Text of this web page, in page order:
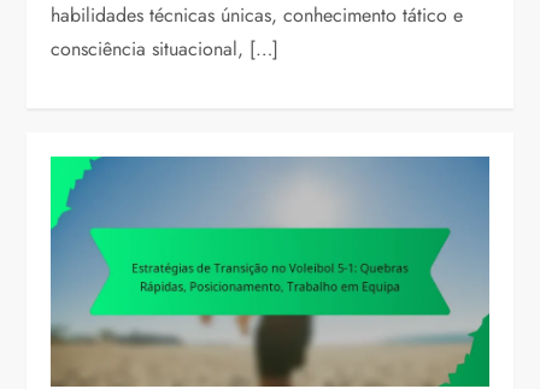
habilidades técnicas únicas, conhecimento tático e
consciência situacional, […]